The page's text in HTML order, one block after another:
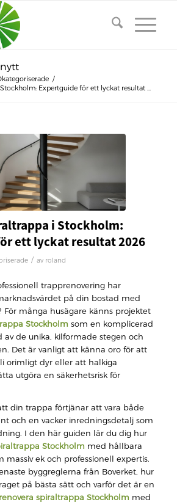
/
Expertguide för ett lyckat resultat ...
i Stockholm:
ett lyckat resultat 2026
/ av roland
trapprenovering har
på din bostad med
För många husägare känns projektet
Stockholm som en komplicerad
de unika, kilformade stegen och
Det är vanligt att känna oro för att
orimligt dyr eller att halkiga
utgöra en säkerhetsrisk för
din trappa förtjänar att vara både
och en vacker inredningsdetalj som
I den här guiden lär du dig hur
Stockholm med hållbara
ek och professionell expertis.
byggreglerna från Boverket, hur
på bästa sätt och varför det är en
renovera spiraltrappa Stockholm med